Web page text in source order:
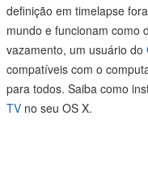
definição em timelapse
mundo e funcionam como
vazamento, um usuário do
compatíveis com o
para todos. Saiba como
TV no seu OS X.